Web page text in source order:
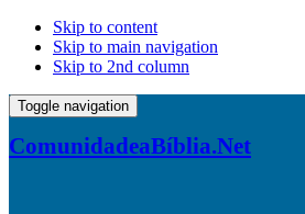
Skip to content
Skip to main navigation
Skip to 2nd column
Toggle navigation
ComunidadeaBíblia.Net